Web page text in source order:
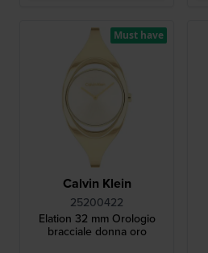
Calvin Klein
25200422
Elation 32 mm Orologio
bracciale donna oro
Must have